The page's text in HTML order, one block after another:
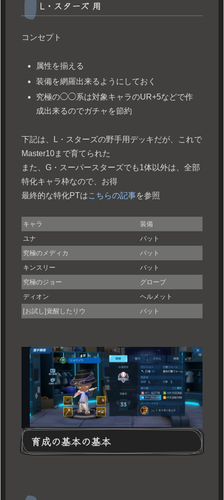
L・スターズ 用
コンセプト
属性を揃える
装備を網羅出来るようにしておく
究極の◯◯系は対象キャラのUR+5などで作
成出来るのでガチャを節約
下記は、L・スターズの野手用デッキだが、これで
Master10まで育てられた
また、G・スーパースターズでも1体以外は、全部
特化キャラ枠なので、お得
最終的な特化PTはこちらの記事を参照
キャラ
装備
ユナ
バット
究極のメディカ
バット
キンスリー
バット
究極のジョー
グローブ
ディオン
ヘルメット
[お試し]覚醒したリウ
バット
育成の基本の基本